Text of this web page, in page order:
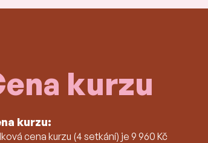
kurzu
kurzu:
cena kurzu (4 setkání) je 9 960 Kč